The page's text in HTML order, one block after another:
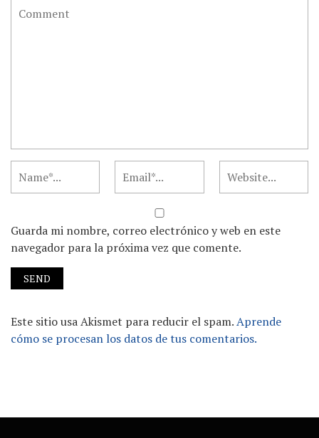
Guarda mi nombre, correo electrónico y web en este
navegador para la próxima vez que comente.
Este sitio usa Akismet para reducir el spam.Aprende
cómo se procesan los datos de tus comentarios.